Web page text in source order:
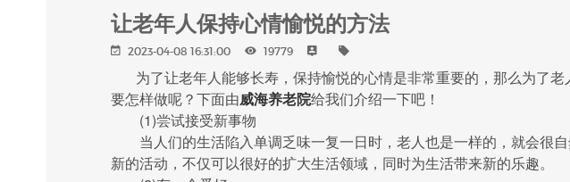
让老年人保持心情愉悦的方法
2023-04-08 16:31:00 19779
为了让老年人能够长寿，保持愉悦的心情是非常重要的，那么为了老
要怎样做呢？下面由威海养老院给我们介绍一下吧！
(1)尝试接受新事物
当人们的生活陷入单调乏味一复一日时，老人也是一样的，就会很
新的活动，不仅可以很好的扩大生活领域，同时为生活带来新的乐趣。